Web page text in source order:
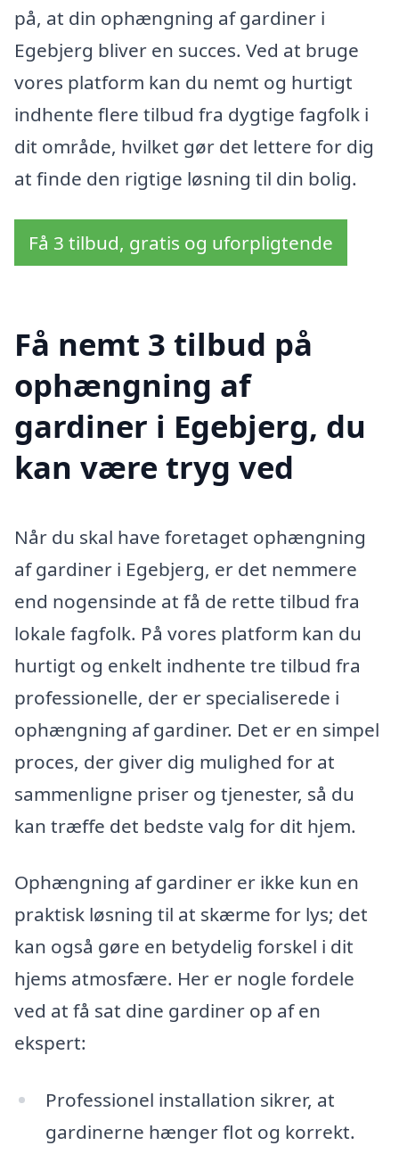
på, at din ophængning af gardiner i
Egebjerg bliver en succes. Ved at bruge
vores platform kan du nemt og hurtigt
indhente flere tilbud fra dygtige fagfolk i
dit område, hvilket gør det lettere for dig
at finde den rigtige løsning til din bolig.
Få 3 tilbud, gratis og uforpligtende
Få nemt 3 tilbud på
ophængning af
gardiner i Egebjerg, du
kan være tryg ved
Når du skal have foretaget ophængning
af gardiner i Egebjerg, er det nemmere
end nogensinde at få de rette tilbud fra
lokale fagfolk. På vores platform kan du
hurtigt og enkelt indhente tre tilbud fra
professionelle, der er specialiserede i
ophængning af gardiner. Det er en simpel
proces, der giver dig mulighed for at
sammenligne priser og tjenester, så du
kan træffe det bedste valg for dit hjem.
Ophængning af gardiner er ikke kun en
praktisk løsning til at skærme for lys; det
kan også gøre en betydelig forskel i dit
hjems atmosfære. Her er nogle fordele
ved at få sat dine gardiner op af en
ekspert:
Professionel installation sikrer, at
gardinerne hænger flot og korrekt.